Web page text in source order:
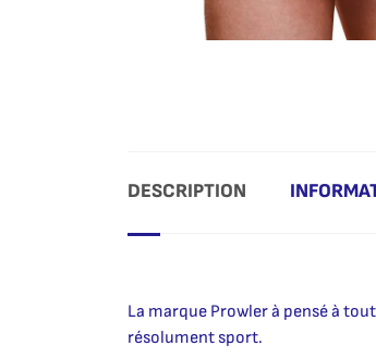
DESCRIPTION
La marque Prowler à pensé à
résolument sport.